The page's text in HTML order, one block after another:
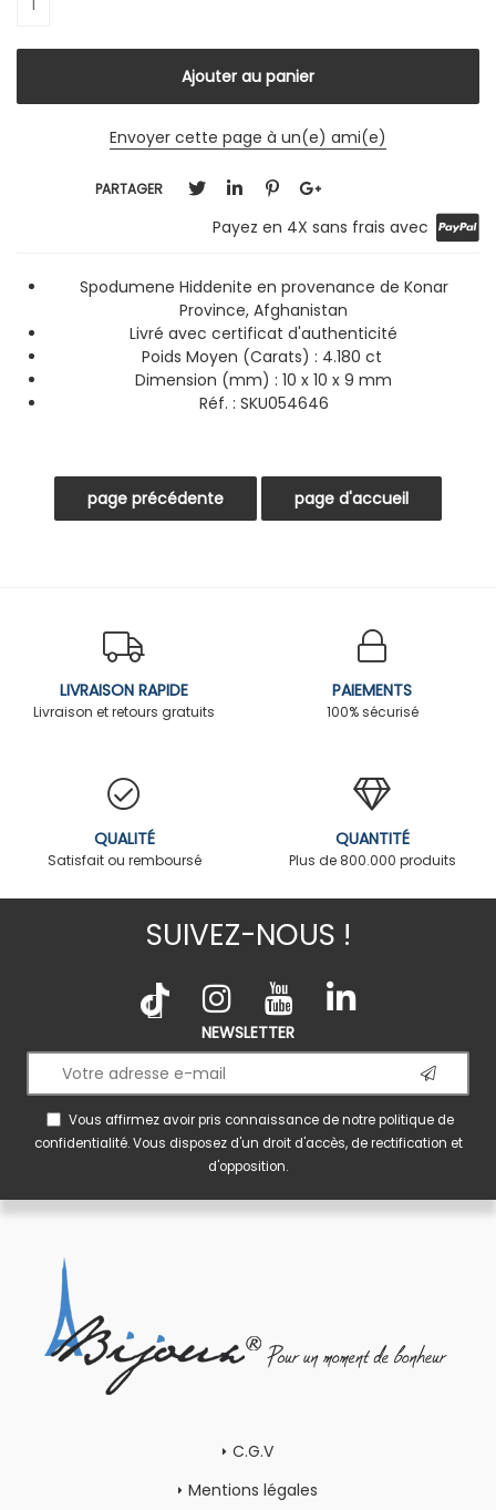
Envoyer cette page à un(e) ami(e)
PARTAGER
Payez en 4X sans frais avec
Spodumene Hiddenite en provenance de Konar
Province, Afghanistan
Livré avec certificat d'authenticité
Poids Moyen (Carats) : 4.180 ct
Dimension (mm) : 10 x 10 x 9 mm
Réf. : SKU054646
LIVRAISON RAPIDE
Livraison et retours gratuits
PAIEMENTS
100% sécurisé
QUALITÉ
Satisfait ou remboursé
QUANTITÉ
Plus de 800.000 produits
SUIVEZ-NOUS !
NEWSLETTER
Vous affirmez avoir pris connaissance de notrepolitique de
confidentialité. Vous disposez d'un droit d'accès, de rectification et
d'opposition.
C.G.V
Mentions légales